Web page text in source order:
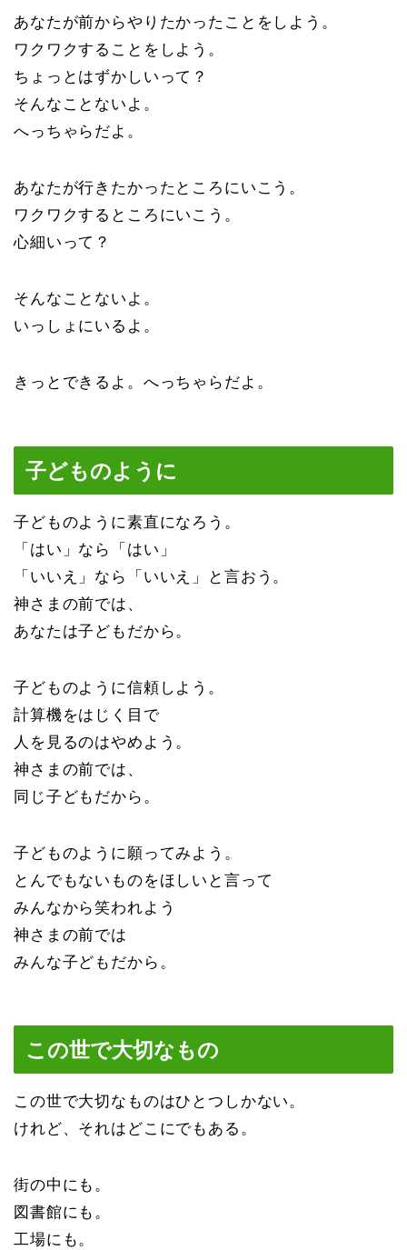
あなたが前からやりたかったことをしよう。
ワクワクすることをしよう。
ちょっとはずかしいって？
そんなことないよ。
へっちゃらだよ。
あなたが行きたかったところにいこう。
ワクワクするところにいこう。
心細いって？
そんなことないよ。
いっしょにいるよ。
きっとできるよ。へっちゃらだよ。
子どものように
子どものように素直になろう。
「はい」なら「はい」
「いいえ」なら「いいえ」と言おう。
神さまの前では、
あなたは子どもだから。
子どものように信頼しよう。
計算機をはじく目で
人を見るのはやめよう。
神さまの前では、
同じ子どもだから。
子どものように願ってみよう。
とんでもないものをほしいと言って
みんなから笑われよう
神さまの前では
みんな子どもだから。
この世で大切なもの
この世で大切なものはひとつしかない。
けれど、それはどこにでもある。
街の中にも。
図書館にも。
工場にも。